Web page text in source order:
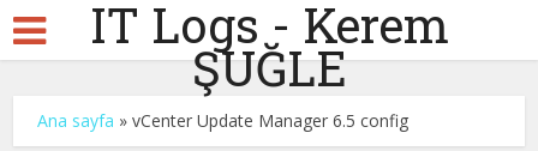
IT Logs - Kerem
ŞUĞLE
Ana sayfa »vCenter Update Manager 6.5 config